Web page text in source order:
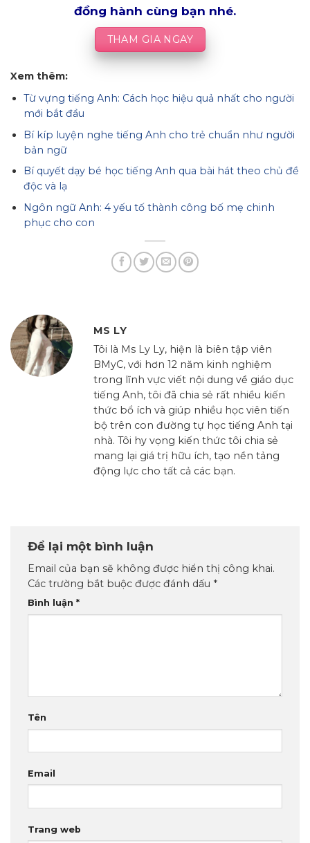
đồng hành cùng bạn nhé.
THAM GIA NGAY
Xem thêm:
Từ vựng tiếng Anh: Cách học hiệu quả nhất cho người
mới bắt đầu
Bí kíp luyện nghe tiếng Anh cho trẻ chuẩn như người
bản ngữ
Bí quyết dạy bé học tiếng Anh qua bài hát theo chủ đề
độc và lạ
Ngôn ngữ Anh: 4 yếu tố thành công bố mẹ chinh
phục cho con
MS LY
Tôi là Ms Ly Ly, hiện là biên tập viên
BMyC, với hơn 12 năm kinh nghiệm
trong lĩnh vực viết nội dung về giáo dục
tiếng Anh, tôi đã chia sẻ rất nhiều kiến
thức bổ ích và giúp nhiều học viên tiến
bộ trên con đường tự học tiếng Anh tại
nhà. Tôi hy vọng kiến thức tôi chia sẻ
mang lại giá trị hữu ích, tạo nền tảng
động lực cho tất cả các bạn.
Để lại một bình luận
Email của bạn sẽ không được hiển thị công khai.
Các trường bắt buộc được đánh dấu *
Bình luận *
Tên
Email
Trang web